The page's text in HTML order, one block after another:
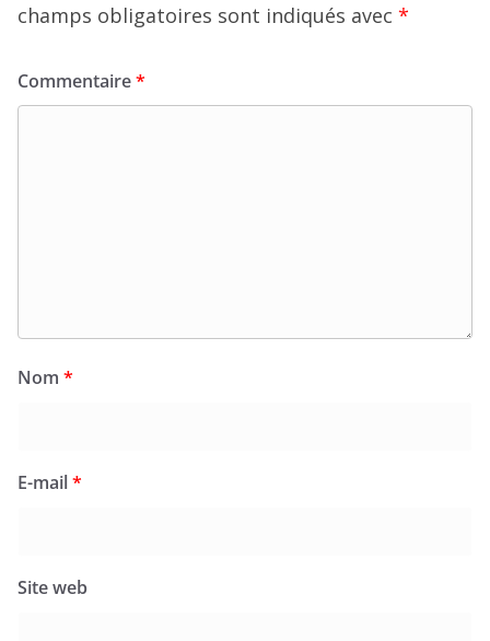
champs obligatoires sont indiqués avec *
Commentaire*
Nom *
E-mail*
Site web